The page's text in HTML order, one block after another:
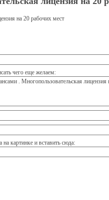
на 20 рабочих мест
чего еще желаем:
на картинке и вставить сюда: